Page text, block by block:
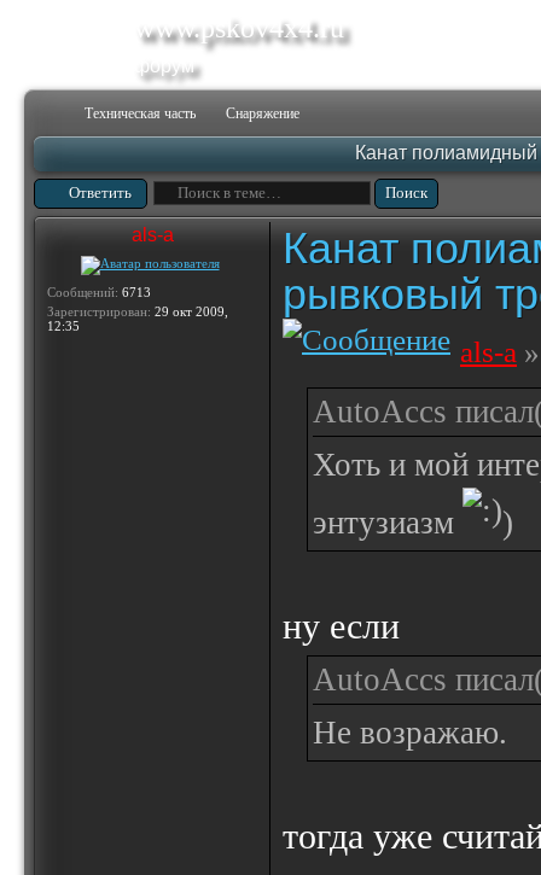
www.pskov4x4.ru
форум
Техническая часть Снаряжение
Канат
Ответить
als-a
Сообщений: 6713
Зарегистрирован: 29 окт 2009,
12:35
Канат
рывковый
als-a
AutoAccs
Хоть и мой
энтузиазм
)
ну если
AutoAccs
Не возражаю.
тогда уже